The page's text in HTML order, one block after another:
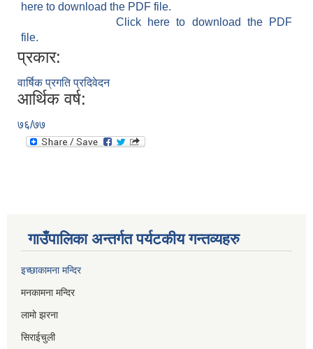
here to download the PDF file.
Click here to download the PDF
file.
प्रकार:
वार्षिक प्रगति प्रदिवेदन
आर्थिक वर्ष:
७६/७७
गाउँपालिका अन्तर्गत पर्यटकीय गन्तव्यहरु
इच्छाकामना मन्दिर
मनकामना मन्दिर
लामो झरना
सिराईचुली